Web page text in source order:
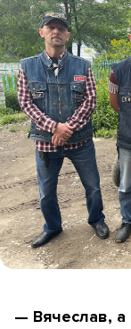
— Вячеслав, а